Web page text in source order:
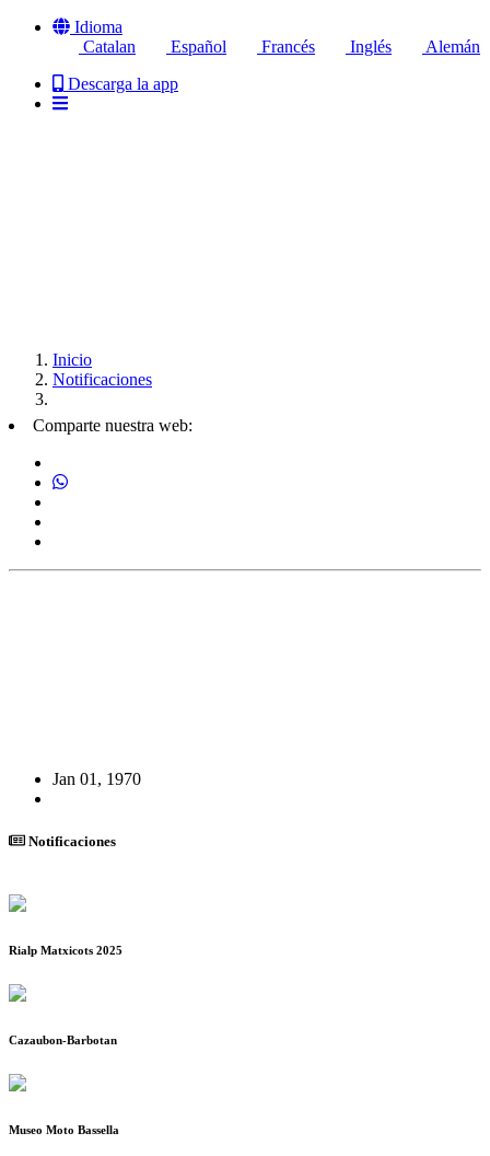
Idioma
Catalan
Español Francés Inglés
Alemán
Descarga la app
Inicio
Notificaciones
Comparte nuestra web:
Jan 01, 1970
Notificaciones
Rialp Matxicots 2025
Cazaubon-Barbotan
Museo Moto Bassella